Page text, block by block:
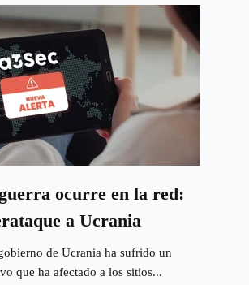
ocurre en la red:
a Ucrania
de Ucrania ha sufrido un
que ha afectado a los sitios...